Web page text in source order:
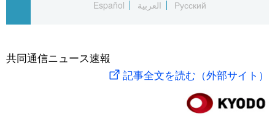
社会
旅と暮らし
科学・技術
暮らし
Español
العربية Русский
共同通信ニュース速報
記事全文を読む（外部サイト）